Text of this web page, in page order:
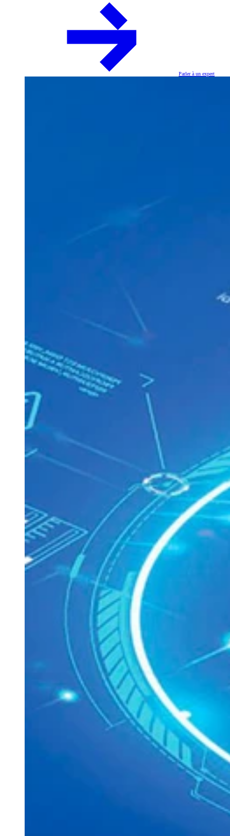
Parler à un expert